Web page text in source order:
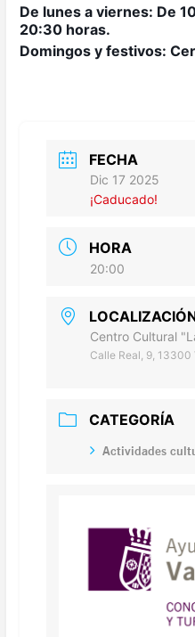
De lunes a viernes: De
20:30 horas.
Domingos y festivos:
FECHA
Dic 17 2025
¡Caducado!
HORA
20:00
Centro Cultural
Calle Real, 9, 13300
CATEGORÍA
Actividades